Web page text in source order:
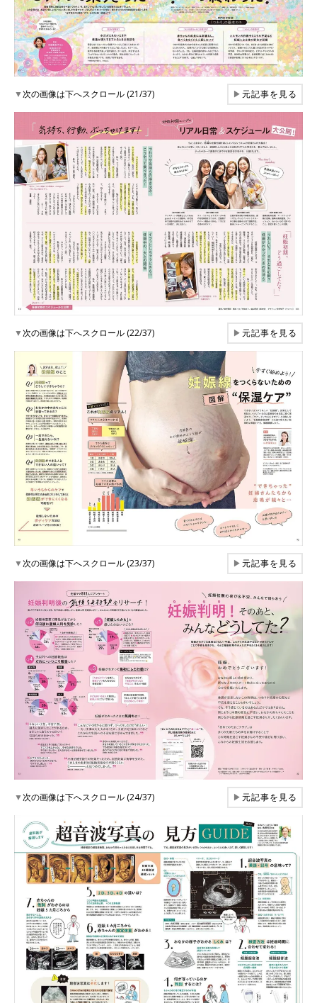
▼次の画像は下へスクロール (21/37) ▶元記事を見る
▼次の画像は下へスクロール (22/37) ▶元記事を見る
▼次の画像は下へスクロール (23/37) ▶元記事を見る
▼次の画像は下へスクロール (24/37) ▶元記事を見る